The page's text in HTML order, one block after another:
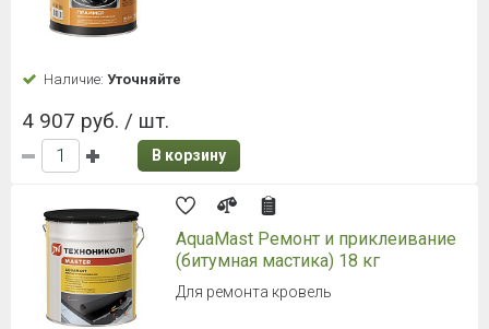
Наличие: Уточняйте
4 907 руб. / шт.
В корзину
AquaMast Ремонт и приклеивание
(битумная мастика) 18 кг
Для ремонта кровель